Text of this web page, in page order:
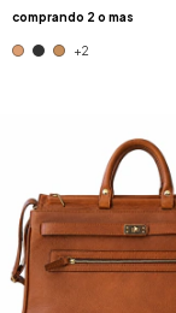
+2